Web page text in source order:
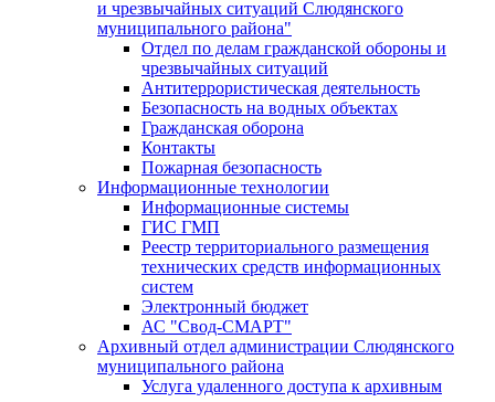
и чрезвычайных ситуаций Слюдянского
муниципального района"
Отдел по делам гражданской обороны и
чрезвычайных ситуаций
Антитеррористическая деятельность
Безопасность на водных объектах
Гражданская оборона
Контакты
Пожарная безопасность
Информационные технологии
Информационные системы
ГИС ГМП
Реестр территориального размещения
технических средств информационных
систем
Электронный бюджет
АС "Свод-СМАРТ"
Архивный отдел администрации Слюдянского
муниципального района
Услуга удаленного доступа к архивным